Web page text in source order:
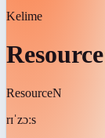
Kelime
Resource
ResourceN
rɪˈzɔːs